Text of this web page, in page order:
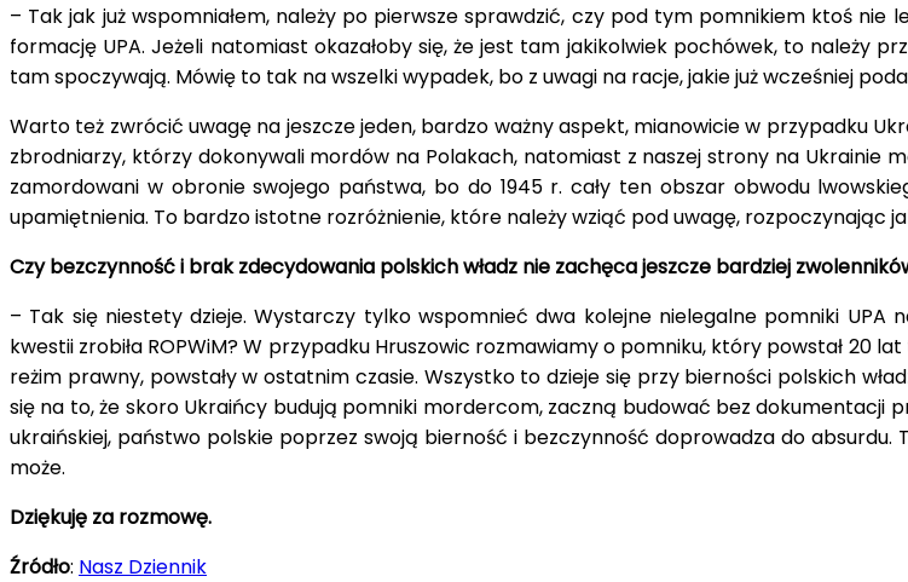
– Tak jak już wspomniałem, należy po pierwsze sprawdzić, czy pod tym pomnikiem ktoś
formację UPA. Jeżeli natomiast okazałoby się, że jest tam jakikolwiek pochówek, to należy
tam spoczywają. Mówię to tak na wszelki wypadek, bo z uwagi na racje, jakie już wcześniej
Warto też zwrócić uwagę na jeszcze jeden, bardzo ważny aspekt, mianowicie w przypadku
zbrodniarzy, którzy dokonywali mordów na Polakach, natomiast z naszej strony na Ukrainie
zamordowani w obronie swojego państwa, bo do 1945 r. cały ten obszar obwodu
upamiętnienia. To bardzo istotne rozróżnienie, które należy wziąć pod uwagę, rozpoczynając
Czy bezczynność i brak zdecydowania polskich władz nie zachęca jeszcze bardziej
– Tak się niestety dzieje. Wystarczy tylko wspomnieć dwa kolejne nielegalne pomniki UPA
kwestii zrobiła ROPWiM? W przypadku Hruszowic rozmawiamy o pomniku, który powstał 20
reżim prawny, powstały w ostatnim czasie. Wszystko to dzieje się przy bierności polskich
się na to, że skoro Ukraińcy budują pomniki mordercom, zaczną budować bez dokumentacji
ukraińskiej, państwo polskie poprzez swoją bierność i bezczynność doprowadza do absurdu.
może.
Dziękuję za rozmowę.
Źródło: Nasz Dziennik